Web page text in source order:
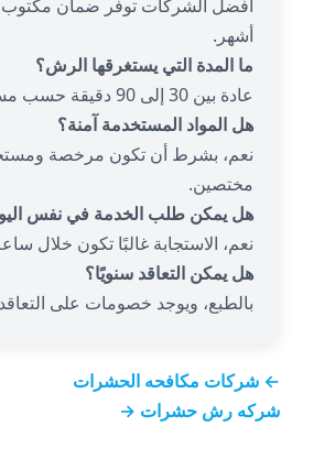
أشهر.
ما المدة التي يستغرقها الرش؟
عادة بين 30 إلى 90 دقيقة حسب مساحة المكان.
هل المواد المستخدمة آمنة؟
نعم، بشرط أن تكون مرخصة
مختصين.
هل يمكن طلب الخدمة في نفس
نعم، الاستجابة غالبًا تكون خلال
هل يمكن التعاقد سنويًا؟
بالطبع، ويوجد خصومات على
← شركات مكافحه الحشرات
شركه رش حشرات →